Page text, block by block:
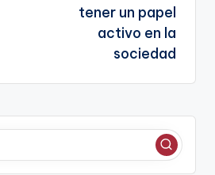
tener un papel
activo en la
sociedad